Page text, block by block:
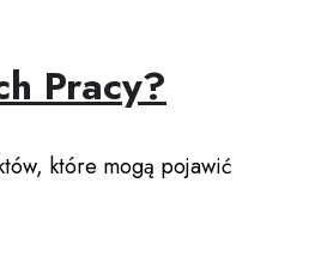
Pracy?
które mogą pojawić